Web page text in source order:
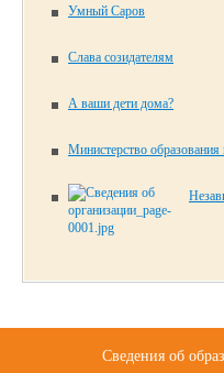
Умный Саров
Слава созидателям
А ваши дети дома?
Министерство
Сведения об